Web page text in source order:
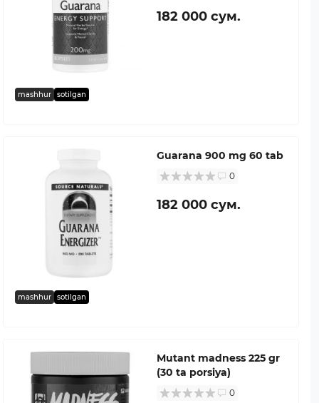
mashhur sotilgan
182 000 сум.
mashhur sotilgan
Guarana 900 mg 60 tab
0
182 000 сум.
Mutant madness 225 gr
(30 ta porsiya)
0